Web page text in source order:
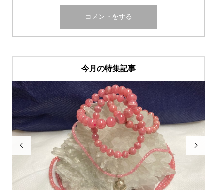
今月の特集記事
 